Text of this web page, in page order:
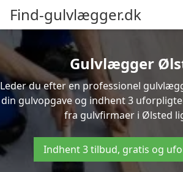
Find-gulvlægger.dk
Gulvlægger
Leder du efter en professionel
din gulvopgave og indhent 3
fra gulvfirmaer i Ølsted
Indhent 3 tilbud, gratis og